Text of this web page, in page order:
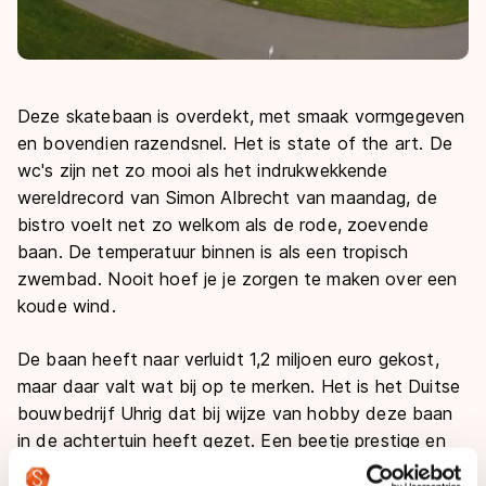
Deze skatebaan is overdekt, met smaak vormgegeven
en bovendien razendsnel. Het is state of the art. De
wc's zijn net zo mooi als het indrukwekkende
wereldrecord van Simon Albrecht van maandag, de
bistro voelt net zo welkom als de rode, zoevende
baan. De temperatuur binnen is als een tropisch
zwembad. Nooit hoef je je zorgen te maken over een
koude wind.
De baan heeft naar verluidt 1,2 miljoen euro gekost,
maar daar valt wat bij op te merken. Het is het Duitse
bouwbedrijf Uhrig dat bij wijze van hobby deze baan
in de achtertuin heeft gezet. Een beetje prestige en
een beetje verveling, zeg maar. Reken de grondprijs en